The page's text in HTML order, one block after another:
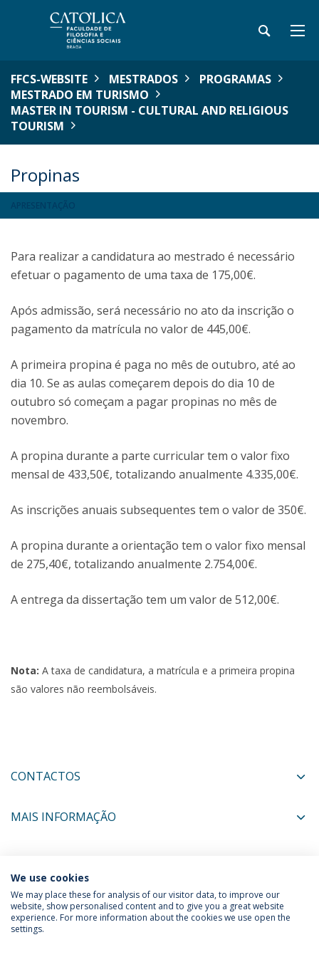
FFCS-WEBSITE MESTRADOS
PROGRAMAS
MESTRADO EM TURISMO
MASTER IN TOURISM - CULTURAL AND RELIGIOUS
TOURISM
Propinas
Para realizar a candidatura ao mestrado é necessário
efetuar o pagamento de uma taxa de 175,00€.
Após admissão, será necessário no ato da inscrição o
pagamento da matrícula no valor de 445,00€.
A primeira propina é paga no mês de outubro, até ao
dia 10. Se as aulas começarem depois do dia 10 de
outubro só começam a pagar propinas no mês de
novembro.
A propina durante a parte curricular tem o valor fixo
mensal de 433,50€, totalizando anualmente 4.335,00€.
As inscrições anuais subsequentes tem o valor de 350€.
A propina durante a orientação tem o valor fixo mensal
de 275,40€, totalizando anualmente 2.754,00€.
A entrega da dissertação tem um valor de 512,00€.
Nota: A taxa de candidatura, a matrícula e a primeira propina
são valores não reembolsáveis.
CONTACTOS
MAIS INFORMAÇÃO
COORDENADORES
Política de Privacidade
Termos & Condições
We use cookies
We may place these for analysis of our visitor data, to improve our
website, show personalised content and to give you a great website
experience. For more information about the cookies we use open the
settings.